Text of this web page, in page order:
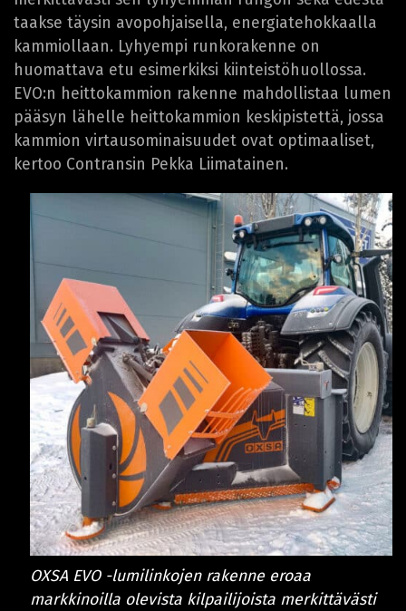
taakse täysin avopohjaisella, energiatehokkaalla
kammiollaan. Lyhyempi runkorakenne on
huomattava etu esimerkiksi kiinteistöhuollossa.
EVO:n heittokammion rakenne mahdollistaa lumen
pääsyn lähelle heittokammion keskipistettä, jossa
kammion virtausominaisuudet ovat optimaaliset,
kertoo Contransin Pekka Liimatainen.
OXSA EVO -lumilinkojen rakenne eroaa
markkinoilla olevista kilpailijoista merkittävästi